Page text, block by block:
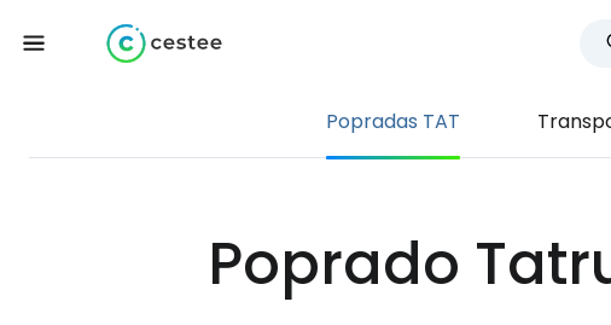
Popradas TAT
Poprado